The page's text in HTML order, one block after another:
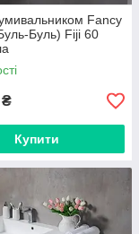
Fancy
Буль) Fiji 60
₴
Купити